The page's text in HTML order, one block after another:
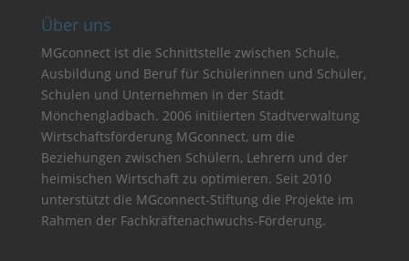
Über uns
MGconnect ist die Schnittstelle zwischen Schule,
Ausbildung und Beruf für Schülerinnen und Schüler,
Schulen und Unternehmen in der Stadt
Mönchengladbach. 2006 initiierten Stadtverwaltung
Wirtschaftsförderung MGconnect, um die
Beziehungen zwischen Schülern, Lehrern und der
heimischen Wirtschaft zu optimieren. Seit 2010
unterstützt die MGconnect-Stiftung die Projekte im
Rahmen der Fachkräftenachwuchs-Förderung.